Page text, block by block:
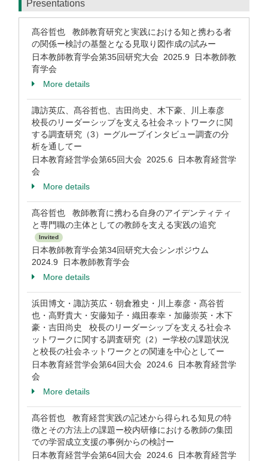
Presentations
髙谷哲也 教師教育研究と実践における知と携わる者
の関係ー検討の基盤となる見取り図作成の試みー
日本教師教育学会第35回研究大会 2025.9 日本教師教
育学会
More details
諏訪英広、髙谷哲也、吉田尚史、木下豪、川上泰彦
校長のリーダーシップを支える社会ネットワークに関
する調査研究（3）ーグループインタビュー調査の分
析を通してー
日本教育経営学会第65回大会 2025.6 日本教育経営学
会
More details
髙谷哲也 教師教育に携わる自身のアイデンティティ
と専門職の主体としての教師を支える実践の追究
Invited
日本教師教育学会第34回研究大会シンポジウム
2024.9 日本教師教育学会
More details
浜田博文・諏訪英広・朝倉雅史・川上泰彦・髙谷哲
也・高野貴大・安藤知子・織田泰幸・加藤崇英・木下
豪・吉田尚史 校長のリーダーシップを支える社会ネ
ットワークに関する調査研究（2）ー学校の課題状況
と校長の社会ネットワークとの関連を中心としてー
日本教育経営学会第64回大会 2024.6 日本教育経営学
会
More details
髙谷哲也 教育経営実践の記述から得られる知見の特
徴とその方法上の課題ー校内研修における教師の集団
での学習成立支援の事例からの検討ー
日本教育経営学会第64回大会 2024.6 日本教育経営学